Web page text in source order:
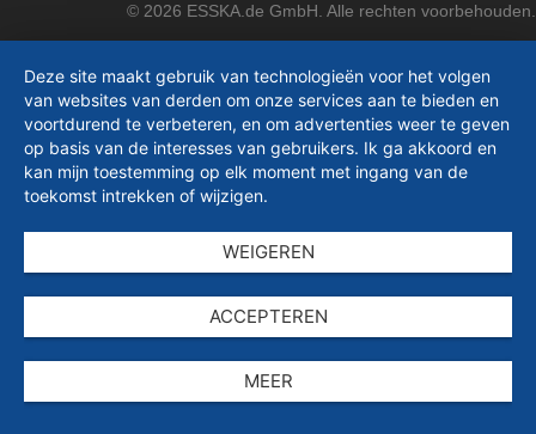
© 2026 ESSKA.de GmbH. Alle rechten voorbehouden.
Deze site maakt gebruik van technologieën voor het volgen
van websites van derden om onze services aan te bieden en
voortdurend te verbeteren, en om advertenties weer te geven
op basis van de interesses van gebruikers. Ik ga akkoord en
kan mijn toestemming op elk moment met ingang van de
toekomst intrekken of wijzigen.
WEIGEREN
ACCEPTEREN
MEER